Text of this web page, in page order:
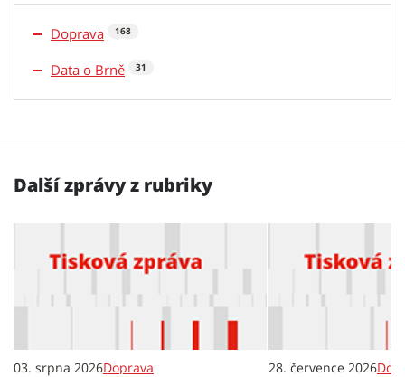
Doprava 168
Data o Brně 31
Další zprávy z rubriky
03. srpna 2026Doprava 28. července 2026